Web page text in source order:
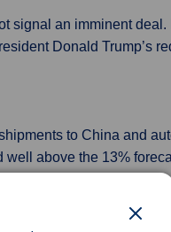
signal an imminent
Donald Trump’s
to China and
above the 13%
China.